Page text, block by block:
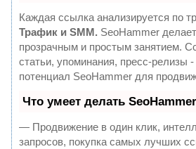
Каждая ссылка анализируется по
Трафик и SMM. SeoHammer
прозрачным и простым занятием.
статьи, упоминания, пресс-релизы
потенциал SeoHammer для
Что умеет делать SeoHammer
— Продвижение в один клик,
запросов, покупка самых лучших